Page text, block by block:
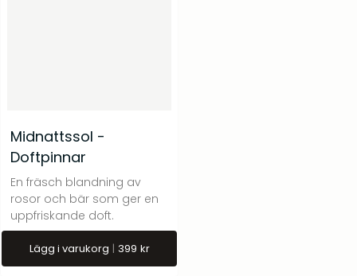
Midnattssol -
Doftpinnar
En fräsch blandning av
rosor och bär som ger en
uppfriskande doft.
Lägg i varukorg 399 kr